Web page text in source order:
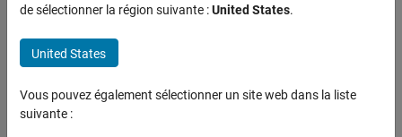
ON THIS PAGE
Syntax
Description
Examples
collapse all in page
hasActiveValue(s)
hasActiveValue(
de sélectionner la région suivante :United States.
United States
Vous pouvez également sélectionner un site web dans la liste
suivante :